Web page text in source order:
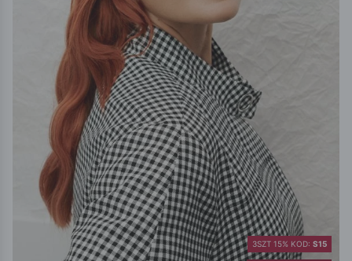
3SZT 15% KOD: S15